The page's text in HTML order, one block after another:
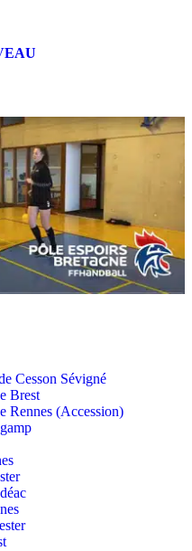
Cesson Sévigné
Brest
Rennes (Accession)